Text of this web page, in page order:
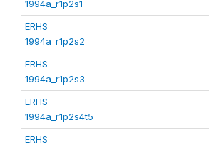
1994a_r1p2s1
ERHS
1994a_r1p2s2
ERHS
1994a_r1p2s3
ERHS
1994a_r1p2s4t5
ERHS